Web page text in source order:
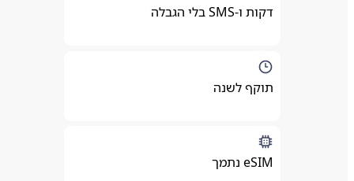
דקות ו-SMS בלי הגבלה
תוקף לשנה
eSIM נתמך